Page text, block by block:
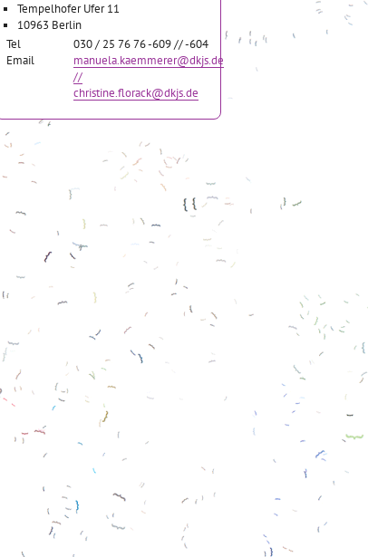
Tempelhofer Ufer 11
10963 Berlin
Tel
030 / 25 76 76 -609 // -604
Email
manuela.kaemmerer@dkjs.de
//
christine.florack@dkjs.de